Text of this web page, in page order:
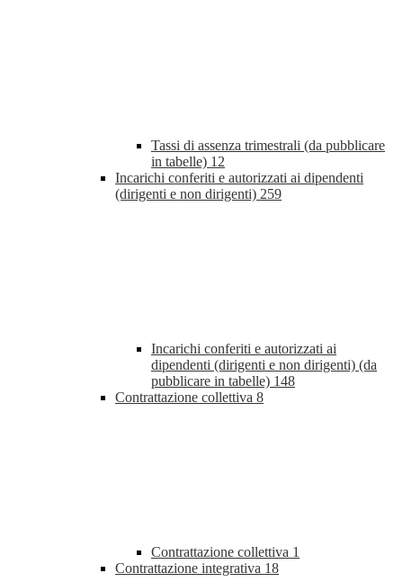
Tassi di assenza trimestrali (da pubblicare
in tabelle) 12
Incarichi conferiti e autorizzati ai dipendenti
(dirigenti e non dirigenti) 259
Incarichi conferiti e autorizzati ai
dipendenti (dirigenti e non dirigenti) (da
pubblicare in tabelle) 148
Contrattazione collettiva 8
Contrattazione collettiva 1
Contrattazione integrativa 18